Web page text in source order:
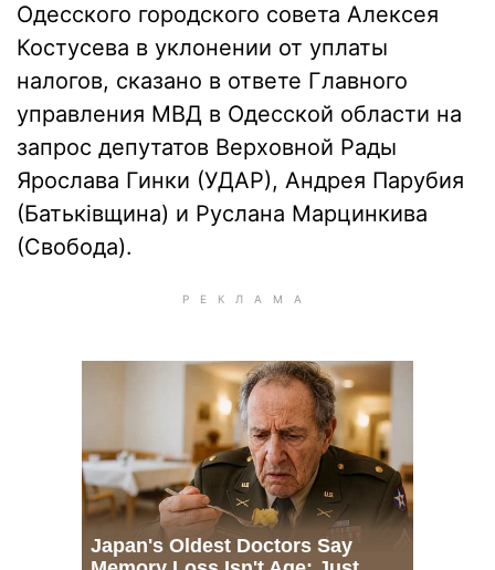
Одесского городского совета Алексея
Костусева в уклонении от уплаты
налогов, сказано в ответе Главного
управления МВД в Одесской области на
запрос депутатов Верховной Рады
Ярослава Гинки (УДАР), Андрея Парубия
(Батьківщина) и Руслана Марцинкива
(Свобода).